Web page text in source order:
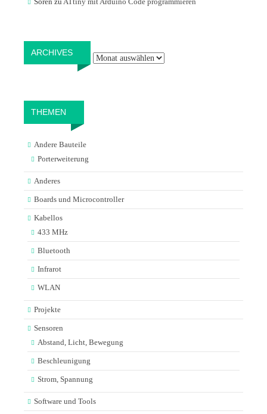
ARCHIVES
THEMEN
Andere Bauteile
Porterweiterung
Anderes
Boards und Microcontroller
Kabellos
433 MHz
Bluetooth
Infrarot
WLAN
Projekte
Sensoren
Abstand, Licht, Bewegung
Beschleunigung
Strom, Spannung
Software und Tools